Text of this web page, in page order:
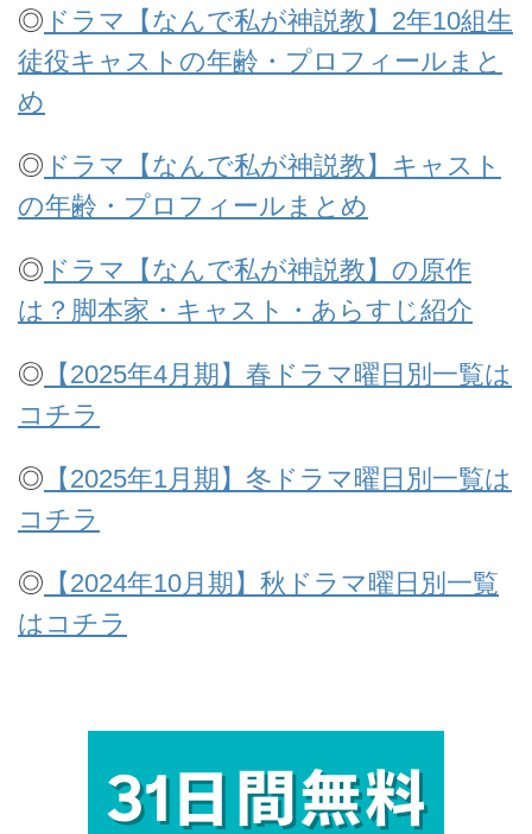
◎ ドラマ【なんで私が神説教】2年10組生
徒役キャストの年齢・プロフィールまと
め
◎ ドラマ【なんで私が神説教】キャスト
の年齢・プロフィールまとめ
◎ ドラマ【なんで私が神説教】の原作
は？脚本家・キャスト・あらすじ紹介
◎ 【2025年4月期】春ドラマ曜日別一覧は
コチラ
◎ 【2025年1月期】冬ドラマ曜日別一覧は
コチラ
◎ 【2024年10月期】秋ドラマ曜日別一覧
はコチラ